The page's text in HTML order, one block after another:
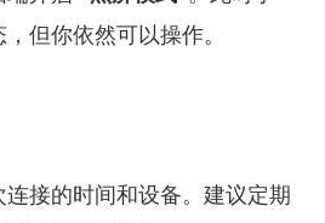
但你依然可以操作。
接的时间和设备。建议定期